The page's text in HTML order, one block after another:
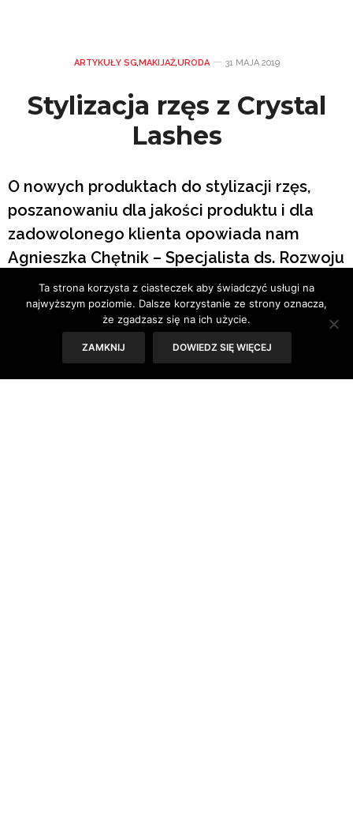
ARTYKUŁY SG,MAKIJAŻ,URODA 31 MAJA 2019
Stylizacja rzęs z Crystal
Lashes
O nowych produktach do stylizacji rzęs,
poszanowaniu dla jakości produktu i dla
zadowolonego klienta opowiada nam
Agnieszka Chętnik – Specjalista ds. Rozwoju
marki Crystal Lashes.
Ta strona korzysta z ciasteczek aby świadczyć usługi na
najwyższym poziomie. Dalsze korzystanie ze strony oznacza,
że zgadzasz się na ich użycie.
ZAMKNIJ DOWIEDZ SIĘ WIĘCEJ